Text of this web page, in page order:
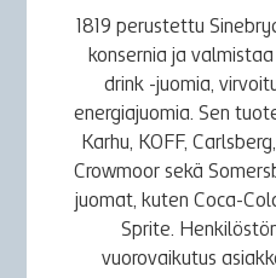
1819 perustettu
konsernia ja
drink -juomia,
energiajuomia. Sen
Karhu, KOFF,
Crowmoor sekä
juomat, kuten Coca-
Sprite.
vuorovaikutus